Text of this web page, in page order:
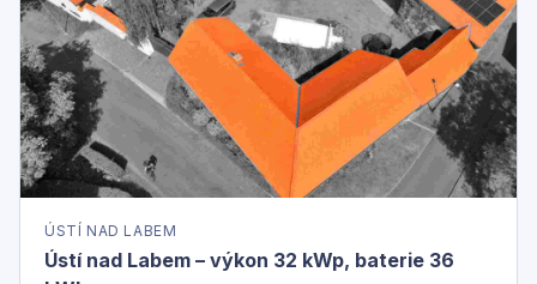
ÚSTÍ NAD LABEM
Ústí nad Labem – výkon 32 kWp, baterie 36